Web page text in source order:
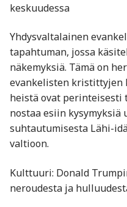
keskuudessa
Yhdysvaltalainen
tapahtuman, jossa
näkemyksiä. Tämä on
evankelisten kristittyjen
heistä ovat perinteisesti
nostaa esiin
suhtautumisesta Lähi-
valtioon. ​
Kulttuuri: Donald
neroudesta ja